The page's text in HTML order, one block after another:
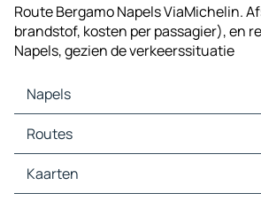
Route Bergamo Napels ViaMichelin.
brandstof, kosten per passagier), en
Napels, gezien de verkeerssituatie
Napels
Napels Kaarten
Napels Verkeer
Napels Hotels
Napels Restaurants
Routes
Routes Napels - Rome
Routes Napels - Bari
Kaarten